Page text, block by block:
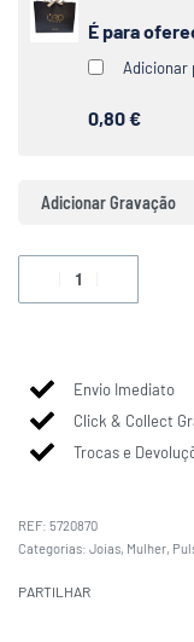
É para
Adicionar
0,80 €
Adicionar Gravação
Envio Imediato
Click & Collect
Trocas e
5720870
Categorias: Joias, Mulher,
PARTILHAR